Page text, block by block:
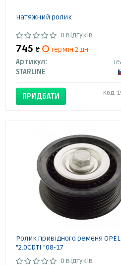
Натяжний ролик
0 відгуків
745₴
термін 2 дн.
Артикул:
STARLINE
ПРИДБАТИ Код:
Ролик привідного ременя OPEL
"2.0CDTI "08-17
0 відгуків